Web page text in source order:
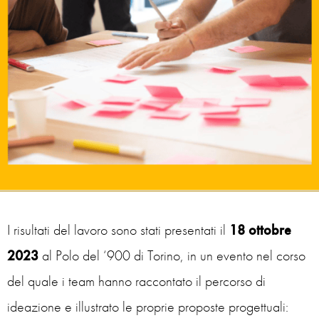
I risultati del lavoro sono stati presentati il 18 ottobre
2023 al Polo del ‘900 di Torino, in un evento nel corso
del quale i team hanno raccontato il percorso di
ideazione e illustrato le proprie proposte progettuali: